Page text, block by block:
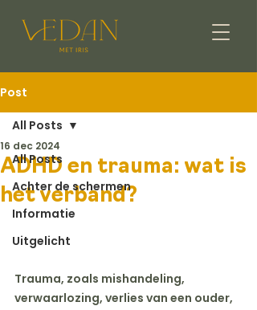
Post
All Posts
Achter de schermen
Informatie
Uitgelicht
All Posts
ADHD en trauma: wat is
het verband?
16 dec 2024
Trauma, zoals mishandeling,
verwaarlozing, verlies van een ouder,